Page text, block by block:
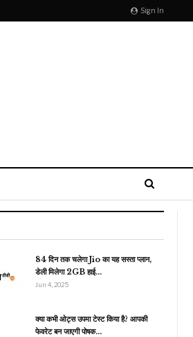
Sign In
84 दिन तक चलेगा Jio का यह सस्ता प्लान,
डेली मिलेगा 2GB हाई…
Jun 4, 2025
क्या कभी ओट्स उपमा टेस्ट किया है? आपकी
फेवरेट बन जाएगी पोषक…